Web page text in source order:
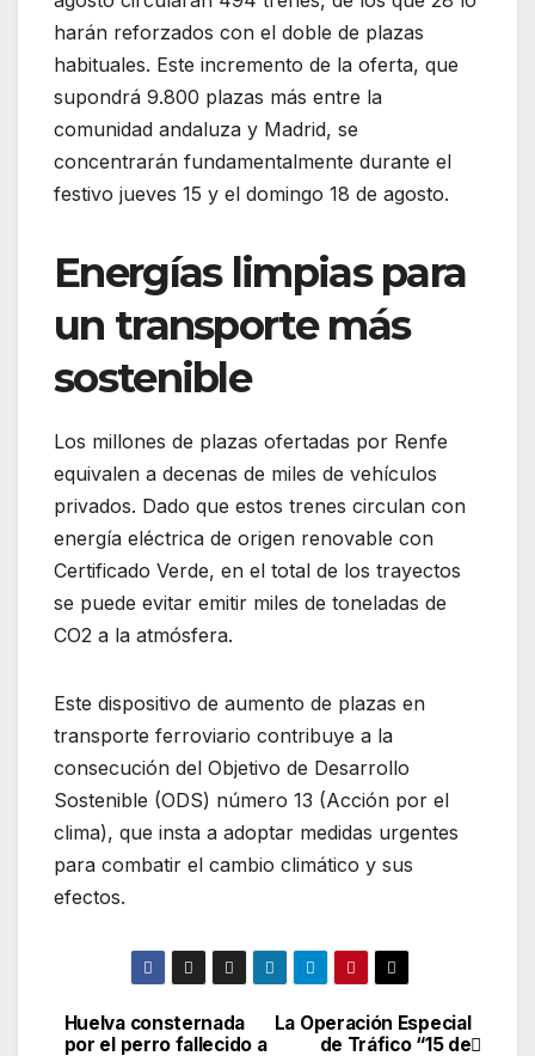
harán reforzados con el doble de plazas
habituales. Este incremento de la oferta, que
supondrá 9.800 plazas más entre la
comunidad andaluza y Madrid, se
concentrarán fundamentalmente durante el
festivo jueves 15 y el domingo 18 de agosto.
Energías limpias para
un transporte más
sostenible
Los millones de plazas ofertadas por Renfe
equivalen a decenas de miles de vehículos
privados. Dado que estos trenes circulan con
energía eléctrica de origen renovable con
Certificado Verde, en el total de los trayectos
se puede evitar emitir miles de toneladas de
CO2 a la atmósfera.
Este dispositivo de aumento de plazas en
transporte ferroviario contribuye a la
consecución del Objetivo de Desarrollo
Sostenible (ODS) número 13 (Acción por el
clima), que insta a adoptar medidas urgentes
para combatir el cambio climático y sus
efectos.
Navegación La Operación Especial
de Tráfico “15 de
Huelva consternada
por el perro fallecido a